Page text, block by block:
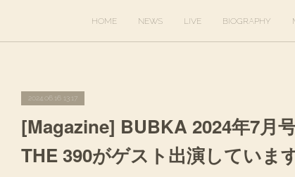
HOME NEWS LIVE BIOGRAPHY
2024.06.16 13:17
[Magazine] BUBKA 2024年7月
THE 390がゲスト出演しています